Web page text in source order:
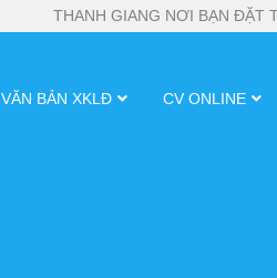
THANH GIANG NƠI BẠN ĐẶT
VĂN BẢN XKLĐ CV ONLINE